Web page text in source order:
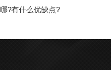
?有什么优缺点?